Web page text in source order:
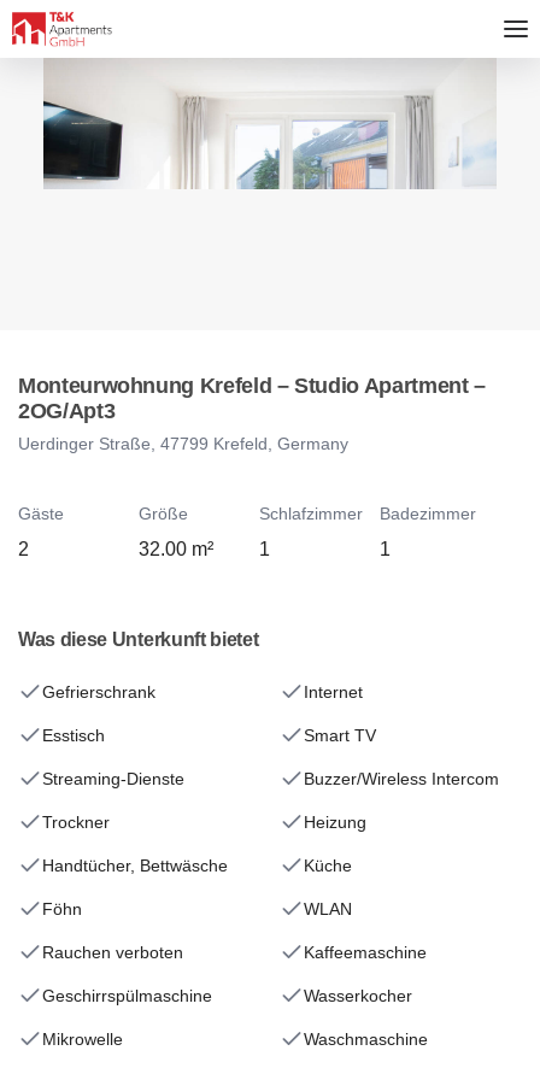
Monteurwohnung Krefeld – Studio Apartment –
2OG/Apt3
Uerdinger Straße, 47799 Krefeld, Germany
Gäste
2
Größe
32.00 m²
Schlafzimmer
1
Badezimmer
1
Was diese Unterkunft bietet
Gefrierschrank Internet
Esstisch Smart TV
Streaming-Dienste Buzzer/Wireless Intercom
Trockner Heizung
Handtücher, Bettwäsche Küche
Föhn WLAN
Rauchen verboten Kaffeemaschine
Geschirrspülmaschine Wasserkocher
Mikrowelle Waschmaschine